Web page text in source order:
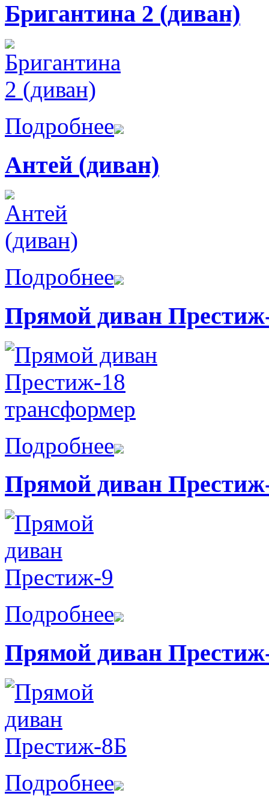
Бригантина 2 (диван)
Подробнее
Антей (диван)
Подробнее
Прямой диван
Подробнее
Прямой диван
Подробнее
Прямой диван
Подробнее